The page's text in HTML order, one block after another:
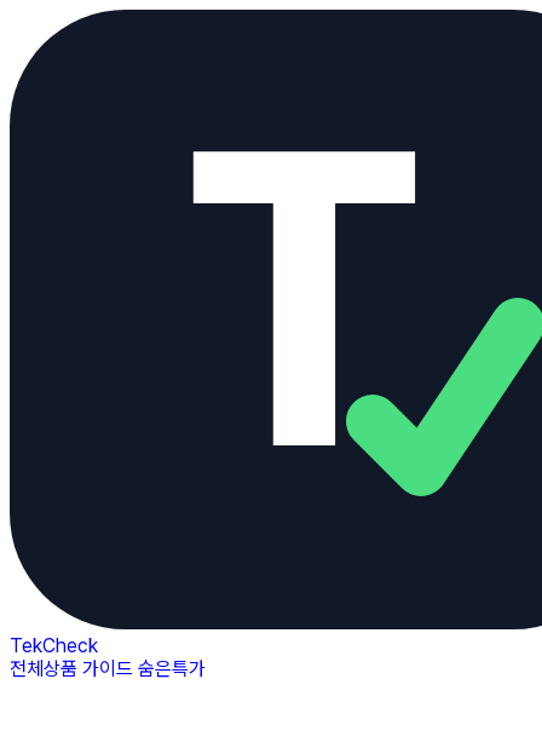
TekCheck
전체상품 가이드 숨은특가